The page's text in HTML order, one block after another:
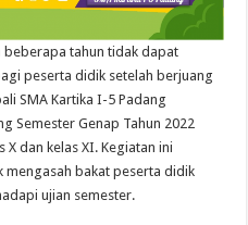
beberapa tahun tidak dapat
peserta didik setelah berjuang
SMA Kartika I-5 Padang
Semester Genap Tahun 2022
dan kelas XI. Kegiatan ini
mengasah bakat peserta didik
ujian semester.